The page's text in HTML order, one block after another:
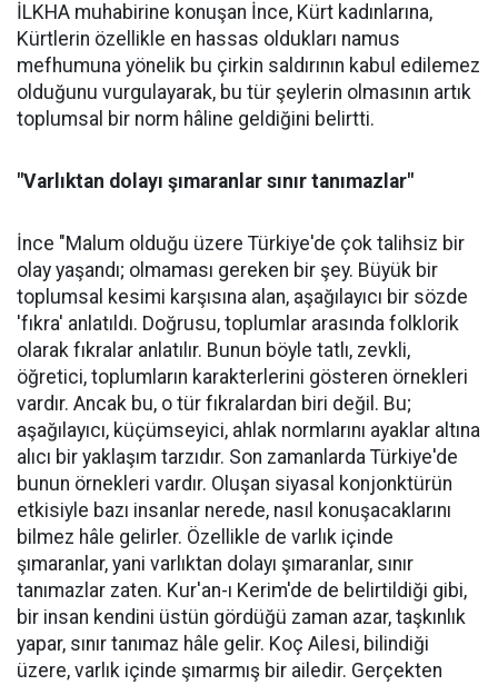
İLKHA muhabirine konuşan İnce, Kürt kadınlarına,
Kürtlerin özellikle en hassas oldukları namus
mefhumuna yönelik bu çirkin saldırının kabul edilemez
olduğunu vurgulayarak, bu tür şeylerin olmasının artık
toplumsal bir norm hâline geldiğini belirtti.
"Varlıktan dolayı şımaranlar sınır tanımazlar"
İnce "Malum olduğu üzere Türkiye'de çok talihsiz bir
olay yaşandı; olmaması gereken bir şey. Büyük bir
toplumsal kesimi karşısına alan, aşağılayıcı bir sözde
'fıkra' anlatıldı. Doğrusu, toplumlar arasında folklorik
olarak fıkralar anlatılır. Bunun böyle tatlı, zevkli,
öğretici, toplumların karakterlerini gösteren örnekleri
vardır. Ancak bu, o tür fıkralardan biri değil. Bu;
aşağılayıcı, küçümseyici, ahlak normlarını ayaklar altına
alıcı bir yaklaşım tarzıdır. Son zamanlarda Türkiye'de
bunun örnekleri vardır. Oluşan siyasal konjonktürün
etkisiyle bazı insanlar nerede, nasıl konuşacaklarını
bilmez hâle gelirler. Özellikle de varlık içinde
şımaranlar, yani varlıktan dolayı şımaranlar, sınır
tanımazlar zaten. Kur'an-ı Kerim'de de belirtildiği gibi,
bir insan kendini üstün gördüğü zaman azar, taşkınlık
yapar, sınır tanımaz hâle gelir. Koç Ailesi, bilindiği
üzere, varlık içinde şımarmış bir ailedir. Gerçekten